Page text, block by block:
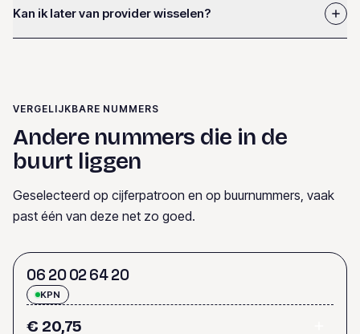
Kan ik later van provider wisselen?
VERGELIJKBARE NUMMERS
Andere nummers die in de
buurt liggen
Geselecteerd op cijferpatroon en op buurnummers, vaak
past één van deze net zo goed.
06 20026420
KPN
€ 20,75